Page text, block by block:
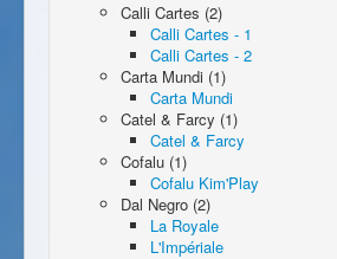
Calli Cartes (2)
Calli Cartes - 1
Calli Cartes - 2
Carta Mundi (1)
Carta Mundi
Catel & Farcy (1)
Catel & Farcy
Cofalu (1)
Cofalu Kim'Play
Dal Negro (2)
La Royale
L'Impériale